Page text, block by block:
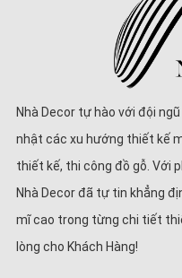
Nhà Decor tự hào với đội
nhật các xu hướng thiết kế
thiết kế, thi công đồ gỗ. Với
Nhà Decor đã tự tin khẳng
mĩ cao trong từng chi tiết
lòng cho Khách Hàng!